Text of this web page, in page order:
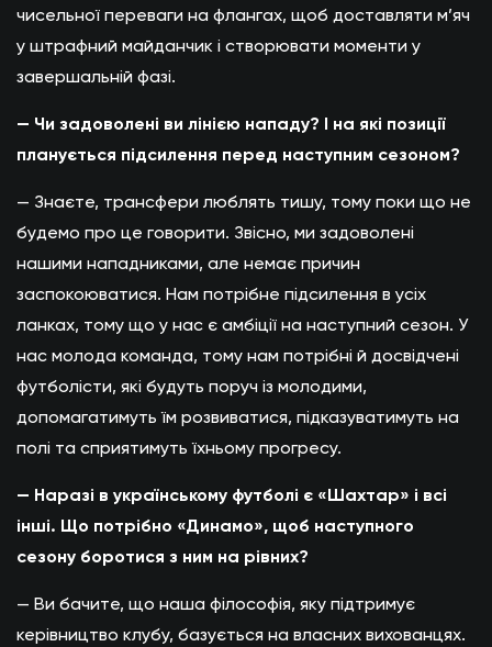
чисельної переваги на флангах, щоб доставляти м’яч
у штрафний майданчик і створювати моменти у
завершальній фазі.
— Чи задоволені ви лінією нападу? І на які позиції
планується підсилення перед наступним сезоном?
— Знаєте, трансфери люблять тишу, тому поки що не
будемо про це говорити. Звісно, ми задоволені
нашими нападниками, але немає причин
заспокоюватися. Нам потрібне підсилення в усіх
ланках, тому що у нас є амбіції на наступний сезон. У
нас молода команда, тому нам потрібні й досвідчені
футболісти, які будуть поруч із молодими,
допомагатимуть їм розвиватися, підказуватимуть на
полі та сприятимуть їхньому прогресу.
— Наразі в українському футболі є «Шахтар» і всі
інші. Що потрібно «Динамо», щоб наступного
сезону боротися з ним на рівних?
— Ви бачите, що наша філософія, яку підтримує
керівництво клубу, базується на власних вихованцях.